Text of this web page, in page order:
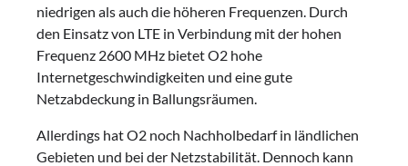
niedrigen als auch die höheren Frequenzen. Durch
den Einsatz von LTE in Verbindung mit der hohen
Frequenz 2600 MHz bietet O2 hohe
Internetgeschwindigkeiten und eine gute
Netzabdeckung in Ballungsräumen.
Allerdings hat O2 noch Nachholbedarf in ländlichen
Gebieten und bei der Netzstabilität. Dennoch kann